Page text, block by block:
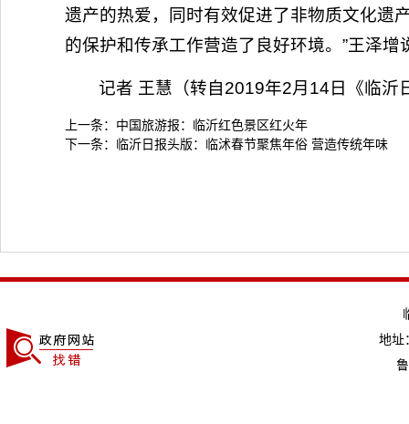
遗产的热爱，同时有效促进了非物质文化遗
的保护和传承工作营造了良好环境。”王泽增
记者 王慧（转自2019年2月14日《临沂
上一条： 中国旅游报：临沂红色景区红火年
下一条： 临沂日报头版：临沭春节聚焦年俗 营造传统年味
地址